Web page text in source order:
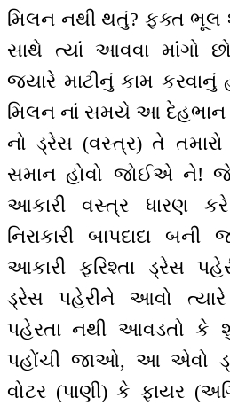
મિલન નથી થતું? ફક્ત ભૂલ
સાથે ત્યાં આવવા માંગો
જ્યારે માટીનું કામ કરવાનું
મિલન નાં સમયે આ દેહભાન
નો ડ્રેસ (વસ્ત્ર) તે
સમાન હોવો જોઈએ ને!
આકારી વસ્ત્ર ધારણ
નિરાકારી બાપદાદા
આકારી ફરિશ્તા ડ્રેસ
ડ્રેસ પહેરીને આવો
પહેરતા નથી આવડતો કે
પહોંચી જાઓ, આ એવો
વોટર (પાણી) કે ફાયર